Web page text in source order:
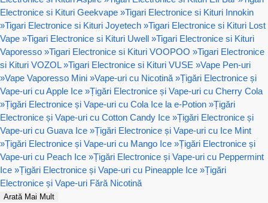
Electronice si Kituri Geekvape »Tigari Electronice si Kituri Innokin
»Tigari Electronice si Kituri Joyetech »Tigari Electronice si Kituri Lost
Vape »Tigari Electronice si Kituri Uwell »Tigari Electronice si Kituri
Vaporesso »Tigari Electronice si Kituri VOOPOO »Tigari Electronice
si Kituri VOZOL »Tigari Electronice si Kituri VUSE »Vape Pen-uri
»Vape Vaporesso Mini »Vape-uri cu Nicotină »Țigări Electronice și
Vape-uri cu Apple Ice »Țigări Electronice și Vape-uri cu Cherry Cola
»Țigări Electronice și Vape-uri cu Cola Ice la e-Potion »Țigări
Electronice și Vape-uri cu Cotton Candy Ice »Țigări Electronice și
Vape-uri cu Guava Ice »Țigări Electronice și Vape-uri cu Ice Mint
»Țigări Electronice și Vape-uri cu Mango Ice »Țigări Electronice și
Vape-uri cu Peach Ice »Țigări Electronice și Vape-uri cu Peppermint
Ice »Țigări Electronice și Vape-uri cu Pineapple Ice »Țigări
Electronice și Vape-uri Fără Nicotină
Arată Mai Mult